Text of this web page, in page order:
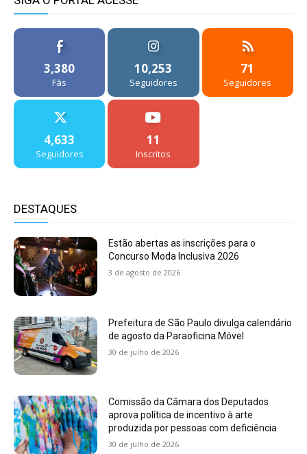
3,380
Fãs
10,253
Seguidores
71
Seguidores
4,633
Seguidores
11
Inscritos
DESTAQUES
Estão abertas as inscrições para o
Concurso Moda Inclusiva 2026
3 de agosto de 2026
Prefeitura de São Paulo divulga calendário
de agosto da Paraoficina Móvel
30 de julho de 2026
Comissão da Câmara dos Deputados
aprova política de incentivo à arte
produzida por pessoas com deficiência
30 de julho de 2026